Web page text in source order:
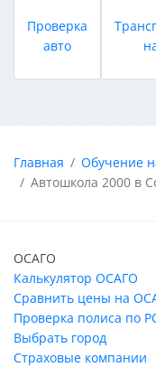
Проверка
авто
Главная Обучение
Автошкола 2000 в
ОСАГО
Калькулятор ОСАГО
Сравнить цены на
Проверка полиса по
Выбрать город
Страховые компании